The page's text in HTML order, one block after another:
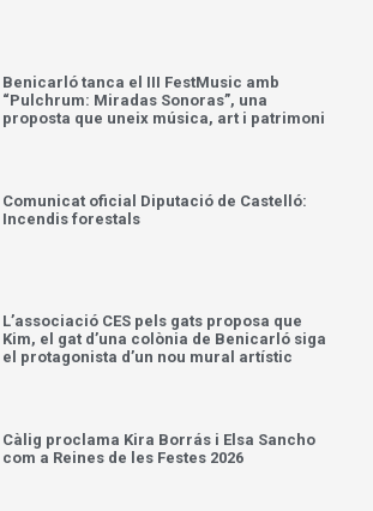
Benicarló tanca el III FestMusic amb
“Pulchrum: Miradas Sonoras”, una
proposta que uneix música, art i patrimoni
Comunicat oficial Diputació de Castelló:
Incendis forestals
L’associació CES pels gats proposa que
Kim, el gat d’una colònia de Benicarló siga
el protagonista d’un nou mural artístic
Càlig proclama Kira Borrás i Elsa Sancho
com a Reines de les Festes 2026